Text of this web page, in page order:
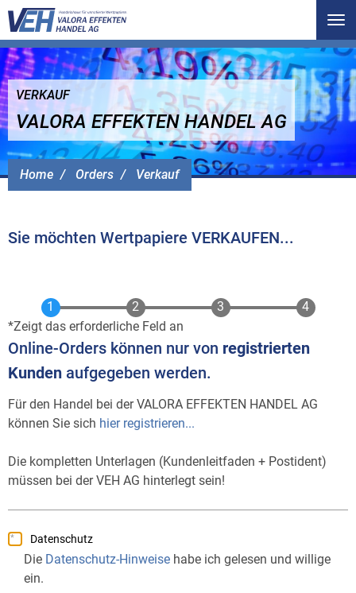
Home Orders Verkauf
VERKAUF
VALORA EFFEKTEN HANDEL AG
Sie möchten Wertpapiere VERKAUFEN...
Zeigt das erforderliche Feld an
Online-Orders können nur von registrierten
Kunden aufgegeben werden.
Für den Handel bei der VALORA EFFEKTEN HANDEL AG
können Sie sich hier registrieren...
Die kompletten Unterlagen (Kundenleitfaden + Postident)
müssen bei der VEH AG hinterlegt sein!
Datenschutz
Die Datenschutz-Hinweise habe ich gelesen und willige
ein.